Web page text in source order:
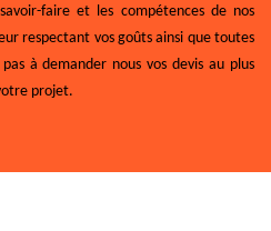
faire et les compétences de nos
respectant vos goûts ainsi que toutes
à demander nous vos devis au plus
projet.